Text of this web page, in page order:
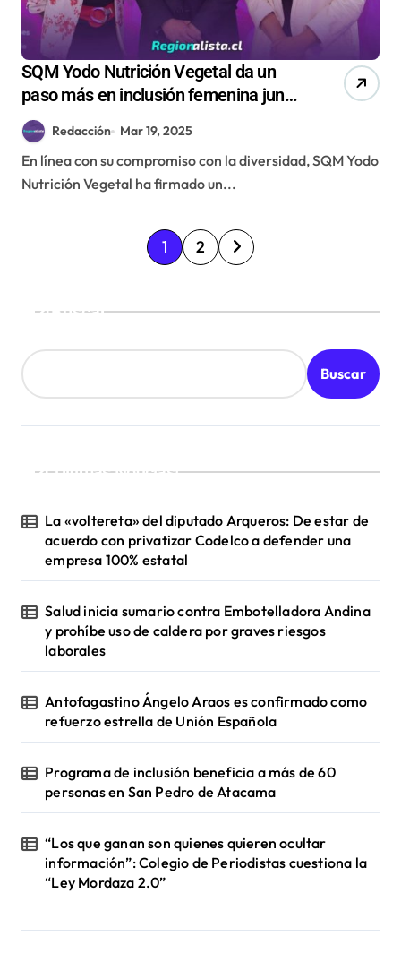
SQM Yodo Nutrición Vegetal da un
paso más en inclusión femenina junto
a WIM Chile
Redacción Mar 19, 2025
En línea con su compromiso con la diversidad, SQM Yodo
Nutrición Vegetal ha firmado un...
P
a
a
c
ó
n
d
e
n
r
a
d
a
s
1 2
Buscar
Buscar
¡Ultimas Noticias!
La «voltereta» del diputado Arqueros: De estar de
acuerdo con privatizar Codelco a defender una
empresa 100% estatal
Salud inicia sumario contra Embotelladora Andina
y prohíbe uso de caldera por graves riesgos
laborales
Antofagastino Ángelo Araos es confirmado como
refuerzo estrella de Unión Española
Programa de inclusión beneficia a más de 60
personas en San Pedro de Atacama
“Los que ganan son quienes quieren ocultar
información”: Colegio de Periodistas cuestiona la
“Ley Mordaza 2.0”